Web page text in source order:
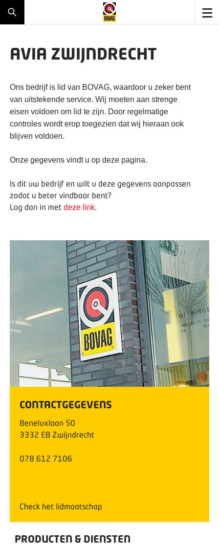
AVIA ZWIJNDRECHT
Ons bedrijf is lid van BOVAG, waardoor u zeker bent
van uitstekende service. Wij moeten aan strenge
eisen voldoen om lid te zijn. Door regelmatige
controles wordt erop toegezien dat wij hieraan ook
blijven voldoen.
Onze gegevens vindt u op deze pagina.
Is dit uw bedrijf en wilt u deze gegevens aanpassen
zodat u beter vindbaar bent?
Log dan in met deze link.
CONTACTGEGEVENS
Beneluxlaan 50
3332 EB Zwijndrecht
078 612 7106
Check het lidmaatschap
PRODUCTEN & DIENSTEN